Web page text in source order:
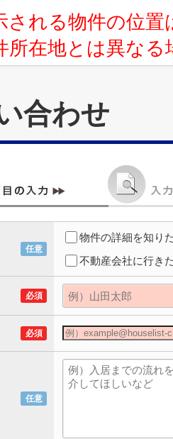
れる物件の位
所在地とは異な
合わせ
任意
物件の詳細を知り
不動産会社に行き
必須
必須
任意